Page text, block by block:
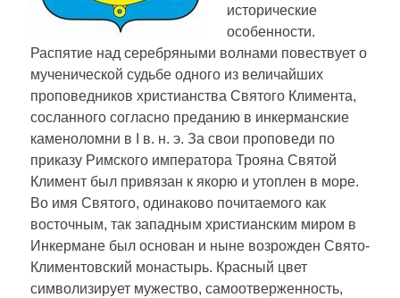
исторические
особенности.
Распятие над серебряными волнами повествует о
мученической судьбе одного из величайших
проповедников христианства Святого Климента,
сосланного согласно преданию в инкерманские
каменоломни в I в. н. э. За свои проповеди по
приказу Римского императора Трояна Святой
Климент был привязан к якорю и утоплен в море.
Во имя Святого, одинаково почитаемого как
восточным, так западным христианским миром в
Инкермане был основан и ныне возрожден Свято-
Климентовский монастырь. Красный цвет
символизирует мужество, самоотверженность,